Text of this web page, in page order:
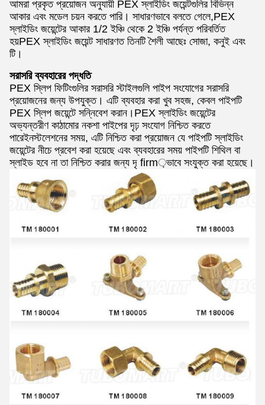
আমরা প্রকৃত প্রয়োজন অনুযায়ী PEX স্লাইডিং জয়েন্টগুলির বিভিন্ন
আকার এবং মডেল চয়ন করতে পারি। সাধারণভাবে বলতে গেলে,PEX
স্লাইডিং জয়েন্টের আকার 1/2 ইঞ্চি থেকে 2 ইঞ্চি পর্যন্ত পরিবর্তিত
হয়PEX স্লাইডিং জয়েন্ট সাধারণত তিনটি শৈলী আছেঃ সোজা, কনুই এবং
টি।
সরাসরি ব্যবহারের পদ্ধতি
PEX স্লিপ ফিটিংগুলির সরাসরি স্টাইলগুলি পাইপ সংযোগের সরাসরি
প্রয়োজনের জন্য উপযুক্ত। এটি ব্যবহার করা খুব সহজ, কেবল পাইপটি
PEX স্লিপ জয়েন্টে সন্নিবেশ করান।PEX স্লাইডিং জয়েন্টের
অভ্যন্তরীণ কাঠামোর নকশা পাইপের দৃঢ় সংযোগ নিশ্চিত করতে
পারেইনস্টলেশনের সময়, এটি নিশ্চিত করা প্রয়োজন যে পাইপটি স্লাইডিং
জয়েন্টের নীচে প্রবেশ করা হয়েছে এবং ব্যবহারের সময় পাইপটি শিথিল বা
স্লাইড হবে না তা নিশ্চিত করার জন্য দৃ firm়ভাবে সংযুক্ত করা হয়েছে।